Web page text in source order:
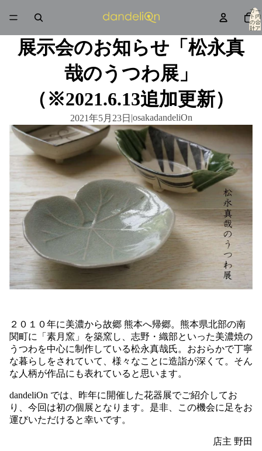
カー
ト内
の合
計ア
イテ
展示会のお知らせ「松永真
哉のうつわ展」
（※2021.6.13追加更新）
2021年5月23日 |osakadandeliOn
２０１０年に美濃から故郷 熊本へ帰郷。熊本県北部の南
関町に「素月窯」を築窯し、志野・織部といった美濃焼の
うつわを中心に制作している松永真哉氏。おおらかで丁寧
な暮らしをされていて、様々なことに造詣が深くて。そん
な人柄が作品にも表れていると思います。
dandeliOn では、昨年に開催した花器展でご紹介してお
り、今回は初の個展となります。是非、この機会に足をお
運びいただけると幸いです。
店主 野田